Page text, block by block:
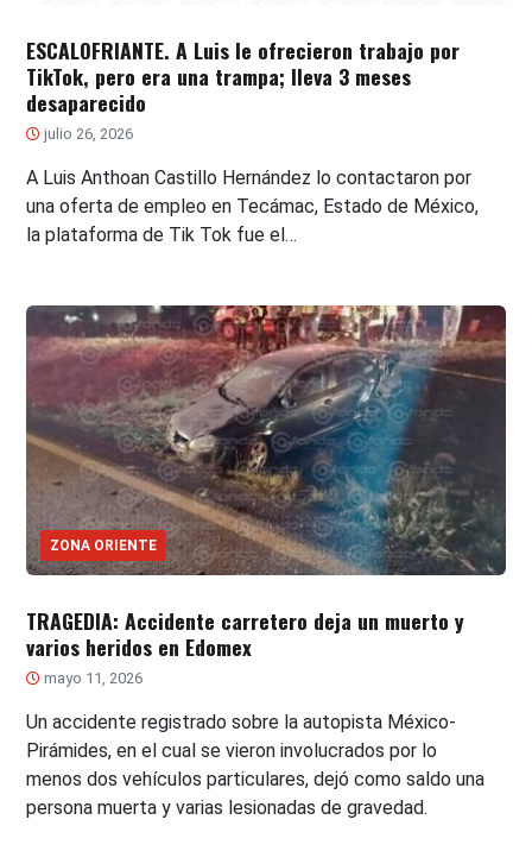
ESCALOFRIANTE. A Luis le ofrecieron trabajo por
TikTok, pero era una trampa; lleva 3 meses
desaparecido
julio 26, 2026
A Luis Anthoan Castillo Hernández lo contactaron por
una oferta de empleo en Tecámac, Estado de México,
la plataforma de Tik Tok fue el…
ZONA ORIENTE
TRAGEDIA: Accidente carretero deja un muerto y
varios heridos en Edomex
mayo 11, 2026
Un accidente registrado sobre la autopista México-
Pirámides, en el cual se vieron involucrados por lo
menos dos vehículos particulares, dejó como saldo una
persona muerta y varias lesionadas de gravedad.